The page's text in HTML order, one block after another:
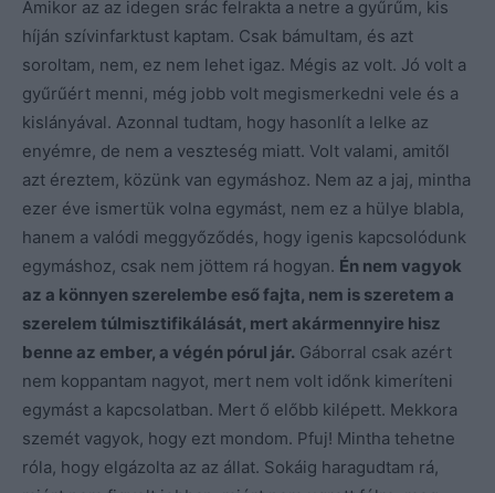
Amikor az az idegen srác felrakta a netre a gyűrűm, kis
híján szívinfarktust kaptam. Csak bámultam, és azt
soroltam, nem, ez nem lehet igaz. Mégis az volt. Jó volt a
gyűrűért menni, még jobb volt megismerkedni vele és a
kislányával. Azonnal tudtam, hogy hasonlít a lelke az
enyémre, de nem a veszteség miatt. Volt valami, amitől
azt éreztem, közünk van egymáshoz. Nem az a jaj, mintha
ezer éve ismertük volna egymást, nem ez a hülye blabla,
hanem a valódi meggyőződés, hogy igenis kapcsolódunk
egymáshoz, csak nem jöttem rá hogyan. Én nem vagyok
az a könnyen szerelembe eső fajta, nem is szeretem a
szerelem túlmisztifikálását, mert akármennyire hisz
benne az ember, a végén pórul jár. Gáborral csak azért
nem koppantam nagyot, mert nem volt időnk kimeríteni
egymást a kapcsolatban. Mert ő előbb kilépett. Mekkora
szemét vagyok, hogy ezt mondom. Pfuj! Mintha tehetne
róla, hogy elgázolta az az állat. Sokáig haragudtam rá,